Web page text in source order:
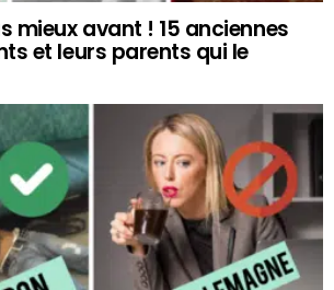
mieux avant ! 15 anciennes
et leurs parents qui le